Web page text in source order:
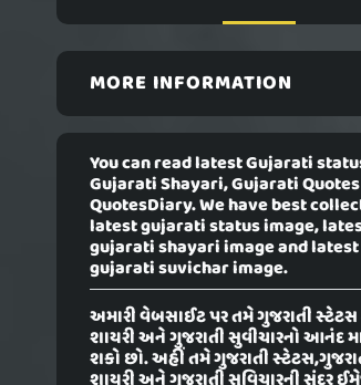
MORE INFORMATION
You can read latest Gujarati
Gujarati Shayari, Gujarati
QuotesDiary. We have best
latest gujarati status image,
gujarati shayari image and latest
gujarati suvichar image.
અમારી વેબસાઈટ પર તમે ગુજરાતી સ્ટેટસ
શાયરી અને ગુજરાતી સુવીચારનો આનંદ
શકો છો. અહીં તમે ગુજરાતી